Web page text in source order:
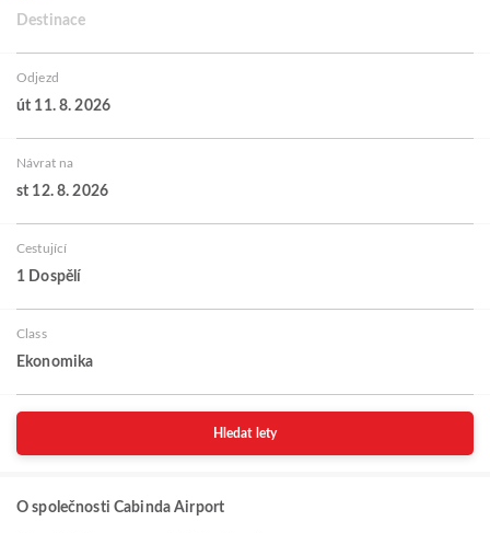
Destinace
Odjezd
út 11. 8. 2026
Návrat na
st 12. 8. 2026
Cestující
1 Dospělí
Class
Ekonomika
Hledat lety
O společnosti Cabinda Airport